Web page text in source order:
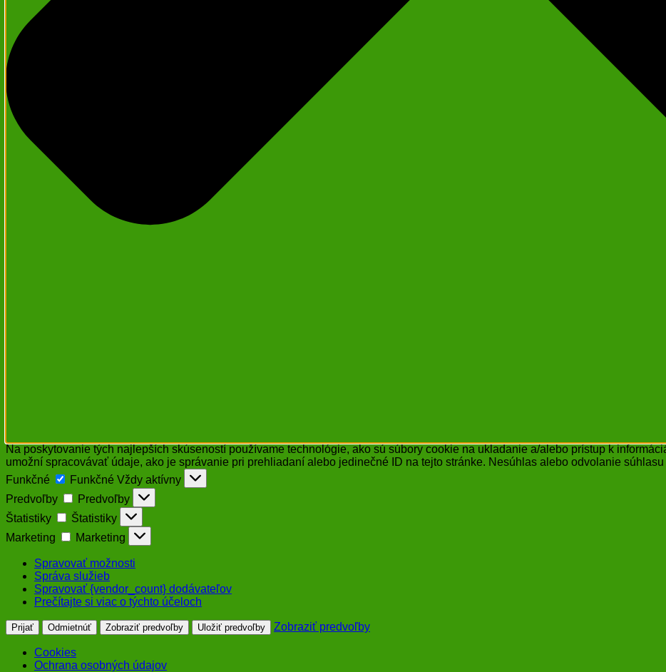
Na poskytovanie tých najlepších skúseností používame technológie, ako sú súbory cookie na ukladanie a/alebo prístup k
umožní spracovávať údaje, ako je správanie pri prehliadaní alebo jedinečné ID na tejto stránke. Nesúhlas alebo odvolanie
Funkčné
Funkčné Vždy aktívny
Predvoľby
Predvoľby
Štatistiky
Štatistiky
Marketing
Marketing
Spravovať možnosti
Správa služieb
Spravovať {vendor_count} dodávateľov
Prečítajte si viac o týchto účeloch
Prijať Odmietnúť Zobraziť predvoľby Uložiť predvoľby Zobraziť predvoľby
Cookies
Ochrana osobných údajov